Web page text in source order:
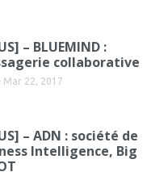
– BLUEMIND :
collaborative
Mar 22, 2017
– ADN : société de
Intelligence, Big